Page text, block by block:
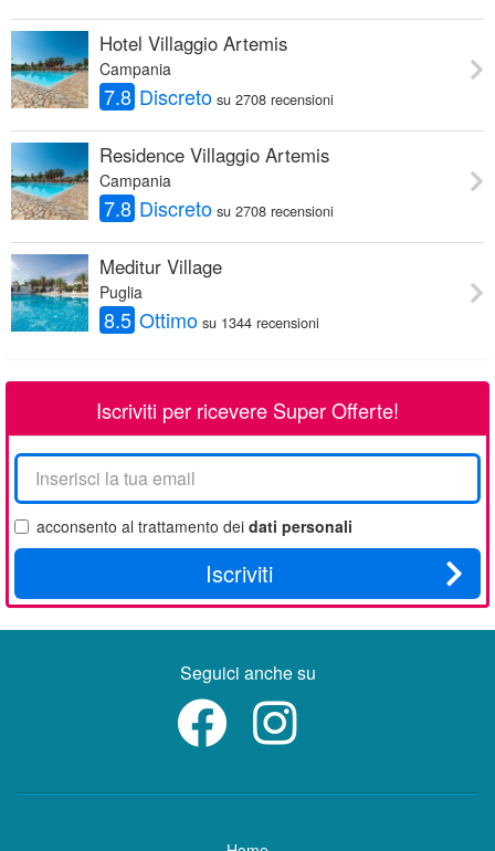
Hotel Villaggio Artemis
Campania
7.8 Discreto su 2708 recensioni
Residence Villaggio Artemis
Campania
7.8 Discreto su 2708 recensioni
Meditur Village
Puglia
8.5 Ottimo su 1344 recensioni
Iscriviti per ricevere Super Offerte!
La
tua
email
acconsento al trattamento dei dati personali
Iscriviti
Seguici anche su